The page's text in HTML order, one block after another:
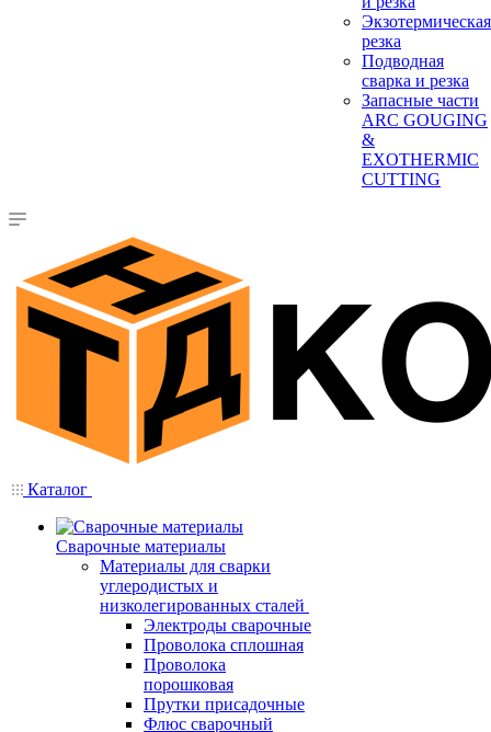
Экзотермическая
резка
Подводная
сварка и резка
Запасные части
ARC GOUGING
&
EXOTHERMIC
CUTTING
Каталог
Сварочные материалы
Материалы для сварки
углеродистых и
низколегированных сталей
Электроды сварочные
Проволока сплошная
Проволока
порошковая
Прутки присадочные
Флюс сварочный